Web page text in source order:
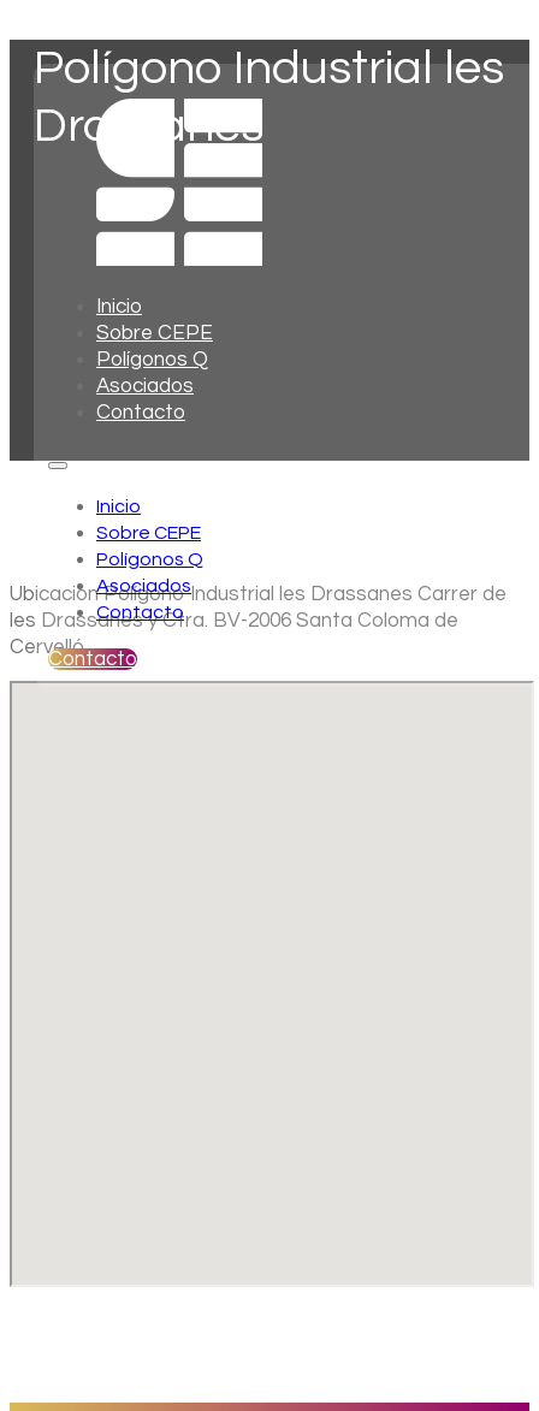
Inicio
Sobre CEPE
Polígonos Q
Asociados
Contacto
Inicio
Sobre CEPE
Polígonos Q
Asociados
Contacto
Contacto
Polígono Industrial les
Drassanes
Ubicación Polígono Industrial les Drassanes Carrer de
les Drassanes y Ctra. BV-2006 Santa Coloma de
Cervelló